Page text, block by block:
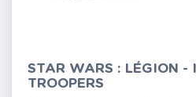
STAR WARS : LÉGION -
TROOPERS